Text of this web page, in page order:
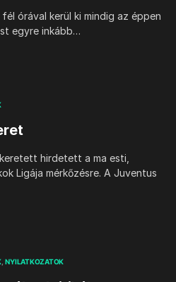
órával kerül ki mindig az éppen
egyre inkább…
hirdetett a ma esti,
Ligája mérkőzésre. A Juventus
NYILATKOZATOK